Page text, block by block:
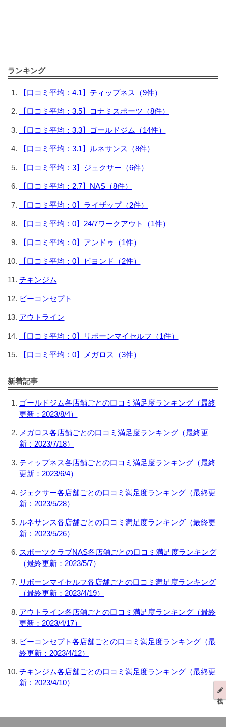
ランキング
【口コミ平均：4.1】ティップネス（9件）
【口コミ平均：3.5】コナミスポーツ（8件）
【口コミ平均：3.3】ゴールドジム（14件）
【口コミ平均：3.1】ルネサンス（8件）
【口コミ平均：3】ジェクサー（6件）
【口コミ平均：2.7】NAS（8件）
【口コミ平均：0】ライザップ（2件）
【口コミ平均：0】24/7ワークアウト（1件）
【口コミ平均：0】アンドゥ（1件）
【口コミ平均：0】ビヨンド（2件）
チキンジム
ビーコンセプト
アウトライン
【口コミ平均：0】リボーンマイセルフ（1件）
【口コミ平均：0】メガロス（3件）
新着記事
ゴールドジム各店舗ごとの口コミ満足度ランキング（最終
更新：2023/8/4）
メガロス各店舗ごとの口コミ満足度ランキング（最終更
新：2023/7/18）
ティップネス各店舗ごとの口コミ満足度ランキング（最終
更新：2023/6/4）
ジェクサー各店舗ごとの口コミ満足度ランキング（最終更
新：2023/5/28）
ルネサンス各店舗ごとの口コミ満足度ランキング（最終更
新：2023/5/26）
スポーツクラブNAS各店舗ごとの口コミ満足度ランキング
（最終更新：2023/5/7）
リボーンマイセルフ各店舗ごとの口コミ満足度ランキング
（最終更新：2023/4/19）
アウトライン各店舗ごとの口コミ満足度ランキング（最終
更新：2023/4/17）
ビーコンセプト各店舗ごとの口コミ満足度ランキング（最
終更新：2023/4/12）
チキンジム各店舗ごとの口コミ満足度ランキング（最終更
新：2023/4/10）